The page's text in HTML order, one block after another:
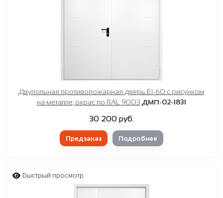
Двупольная противопожарная дверь EI-60 с рисунком
на металле, окрас по RAL 9003 ДМП-02-1831
30 200 руб.
Предзаказ Подробнее
Быстрый просмотр